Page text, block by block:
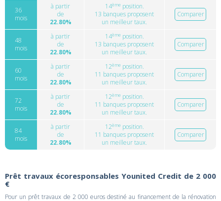
36
mois
à partir
de
22.80%
14èmeposition.
13 banques proposent
un meilleur taux.
Comparer
48
mois
à partir
de
22.80%
14èmeposition.
13 banques proposent
un meilleur taux.
Comparer
60
mois
à partir
de
22.80%
12èmeposition.
11 banques proposent
un meilleur taux.
Comparer
72
mois
à partir
de
22.80%
12èmeposition.
11 banques proposent
un meilleur taux.
Comparer
84
mois
à partir
de
22.80%
12èmeposition.
11 banques proposent
un meilleur taux.
Comparer
Prêt travaux écoresponsables Younited Credit de 2 000
€
Pour un prêt travaux de 2 000 euros destiné au financement de la rénovation